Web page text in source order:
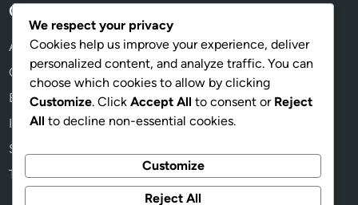
Categorii
Analitice și Monitorizarea Performanței
Cele mai bune practici în Email Marketing
Elementele Esențiale ale Content Marketing
Informații despre Publicitatea Pay-Per-Click
Strategii de Marketing pe Social Media
Tehnici de Optimizare pentru Motoarele de Căutare
We respect your privacy
Cookies help us improve your experience, deliver
personalized content, and analyze traffic. You can
choose which cookies to allow by clicking
Customize. Click Accept All to consent or Reject
All to decline non-essential cookies.
Customize
Reject All